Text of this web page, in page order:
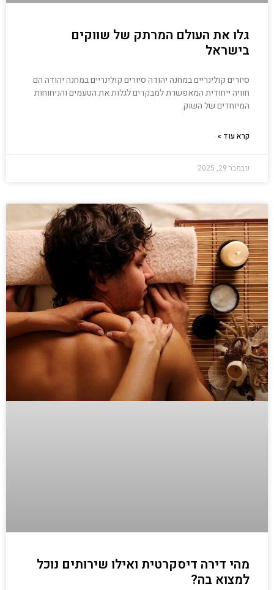
גלו את העולם המרתק של שווקים
בישראל
סיורים קולינריים במחנה יהודה סיורים קולינריים במחנה יהודה הם
חוויה ייחודית המאפשרת למבקרים לגלות את הטעמים והניחוחות
המיוחדים של השוק.
קרא עוד »
נובמבר 29, 2025
מהי דירה דיסקרטית ואילו שירותים נוכל
למצוא בה?